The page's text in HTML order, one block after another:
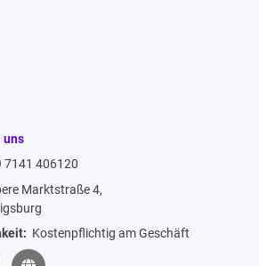
7141 406120
Marktstraße 4,
Kostenpflichtig am Geschäft